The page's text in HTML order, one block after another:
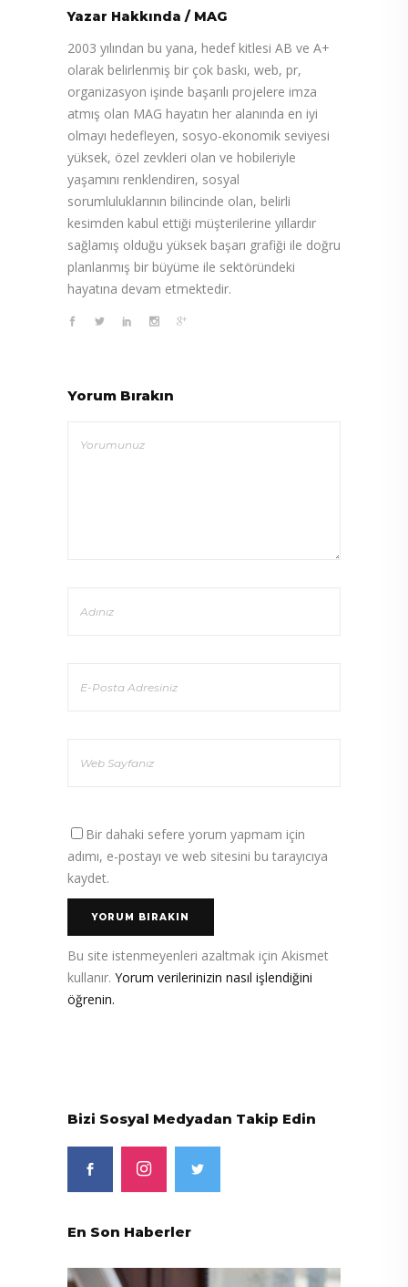
Yazar Hakkında / MAG
2003 yılından bu yana, hedef kitlesi AB ve A+
olarak belirlenmiş bir çok baskı, web, pr,
organizasyon işinde başarılı projelere imza
atmış olan MAG hayatın her alanında en iyi
olmayı hedefleyen, sosyo-ekonomik seviyesi
yüksek, özel zevkleri olan ve hobileriyle
yaşamını renklendiren, sosyal
sorumluluklarının bilincinde olan, belirli
kesimden kabul ettiği müşterilerine yıllardır
sağlamış olduğu yüksek başarı grafiği ile doğru
planlanmış bir büyüme ile sektöründeki
hayatına devam etmektedir.
Yorum Bırakın
Bir dahaki sefere yorum yapmam için
adımı, e-postayı ve web sitesini bu tarayıcıya
kaydet.
Bu site istenmeyenleri azaltmak için Akismet
kullanır. Yorum verilerinizin nasıl işlendiğini
öğrenin.
Bizi Sosyal Medyadan Takip Edin
En Son Haberler